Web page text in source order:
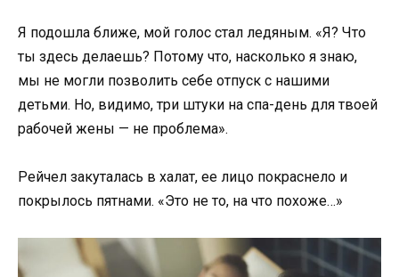
Я подошла ближе, мой голос стал ледяным. «Я? Что
ты здесь делаешь? Потому что, насколько я знаю,
мы не могли позволить себе отпуск с нашими
детьми. Но, видимо, три штуки на спа-день для твоей
рабочей жены — не проблема».
Рейчел закуталась в халат, ее лицо покраснело и
покрылось пятнами. «Это не то, на что похоже…»